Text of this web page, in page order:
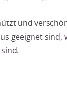
und
geeignet